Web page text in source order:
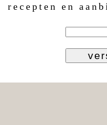
recepten en